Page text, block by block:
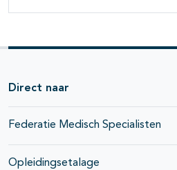
Direct naar
Federatie Medisch Specialisten
Opleidingsetalage